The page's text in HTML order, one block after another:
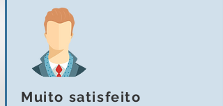
Muito satisfeito